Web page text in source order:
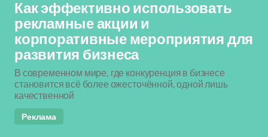
Как эффективно использовать
рекламные акции и
корпоративные мероприятия для
развития бизнеса
В современном мире, где конкуренция в бизнесе
становится всё более ожесточённой, одной лишь
качественной
Реклама